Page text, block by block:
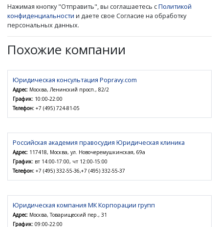
Нажимая кнопку "Отправить", вы соглашаетесь сПолитикой
конфиденциальности и даете свое Согласие на обработку
персональных данных.
Похожие компании
Юридическая консультация Popravy.com
Адрес: Москва, Ленинский просп., 82/2
График: 10:00-22:00
Телефон: +7 (495) 724-81-05
Российская академия правосудия Юридическая клиника
Адрес: 117418, Москва, ул. Новочеремушкинская, 69а
График: вт 14:00-17:00, чт 12:00-15:00
Телефон: +7 (495) 332-55-36,+7 (495) 332-55-37
Юридическая компания МК Корпорации групп
Адрес: Москва, Товарищеский пер., 31
График: 09:00-22:00